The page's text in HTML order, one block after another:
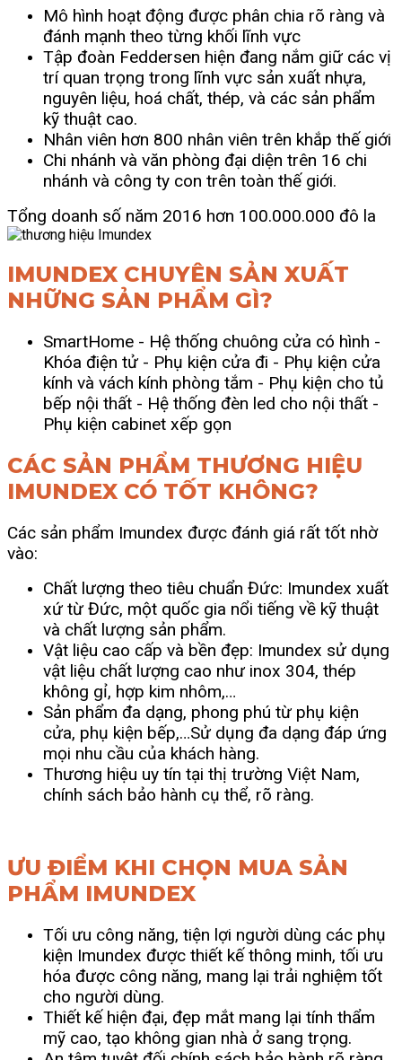
Mô hình hoạt động được phân chia rõ ràng và
đánh mạnh theo từng khối lĩnh vực
Tập đoàn Feddersen hiện đang nắm giữ các vị
trí quan trọng trong lĩnh vực sản xuất nhựa,
nguyên liệu, hoá chất, thép, và các sản phẩm
kỹ thuật cao.
Nhân viên hơn 800 nhân viên trên khắp thế giới
Chi nhánh và văn phòng đại diện trên 16 chi
nhánh và công ty con trên toàn thế giới.
Tổng doanh số năm 2016 hơn 100.000.000 đô la
IMUNDEX CHUYÊN SẢN XUẤT
NHỮNG SẢN PHẨM GÌ?
SmartHome - Hệ thống chuông cửa có hình -
Khóa điện tử - Phụ kiện cửa đi - Phụ kiện cửa
kính và vách kính phòng tắm - Phụ kiện cho tủ
bếp nội thất - Hệ thống đèn led cho nội thất -
Phụ kiện cabinet xếp gọn
CÁC SẢN PHẨM THƯƠNG HIỆU
IMUNDEX CÓ TỐT KHÔNG?
Các sản phẩm Imundex được đánh giá rất tốt nhờ
vào:
Chất lượng theo tiêu chuẩn Đức: Imundex xuất
xứ từ Đức, một quốc gia nổi tiếng về kỹ thuật
và chất lượng sản phẩm.
Vật liệu cao cấp và bền đẹp: Imundex sử dụng
vật liệu chất lượng cao như inox 304, thép
không gỉ, hợp kim nhôm,…
Sản phẩm đa dạng, phong phú từ phụ kiện
cửa, phụ kiện bếp,…Sử dụng đa dạng đáp ứng
mọi nhu cầu của khách hàng.
Thương hiệu uy tín tại thị trường Việt Nam,
chính sách bảo hành cụ thể, rõ ràng.
ƯU ĐIỂM KHI CHỌN MUA SẢN
PHẨM IMUNDEX
Tối ưu công năng, tiện lợi người dùng các phụ
kiện Imundex được thiết kế thông minh, tối ưu
hóa được công năng, mang lại trải nghiệm tốt
cho người dùng.
Thiết kế hiện đại, đẹp mắt mang lại tính thẩm
mỹ cao, tạo không gian nhà ở sang trọng.